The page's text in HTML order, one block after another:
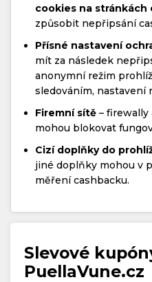
cookies na stránkách
způsobit nepřipsání
Přísné nastavení
mít za následek
anonymní režim
sledováním, nastavení
Firemní sítě – firewally
mohou blokovat
Cizí doplňky do
jiné doplňky mohou v
měření cashbacku.
Slevové
PuellaVune.cz